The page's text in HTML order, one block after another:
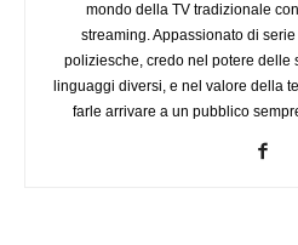
mondo della TV tradizionale
streaming. Appassionato di
poliziesche, credo nel potere delle
linguaggi diversi, e nel valore della
farle arrivare a un pubblico